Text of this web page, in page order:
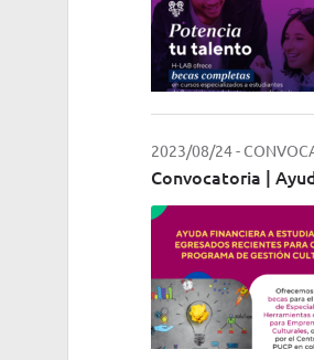
2023/08/24-
Convocatoria |